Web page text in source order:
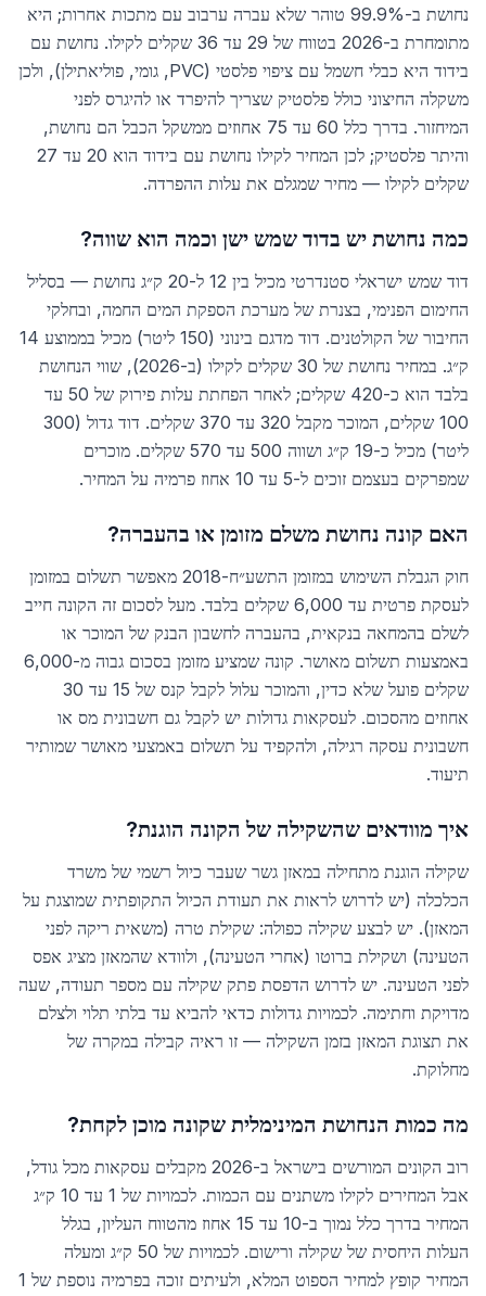
נחושת ב-99.9% טוהר שלא עברה ערבוב עם מתכות אחרות; היא
מתומחרת ב-2026 בטווח של 29 עד 36 שקלים לקילו. נחושת עם
בידוד היא כבלי חשמל עם ציפוי פלסטי (PVC, גומי, פוליאתילן), ולכן
משקלה החיצוני כולל פלסטיק שצריך להיפרד או להיגרס לפני
המיחזור. בדרך כלל 60 עד 75 אחוזים ממשקל הכבל הם נחושת,
והיתר פלסטיק; לכן המחיר לקילו נחושת עם בידוד הוא 20 עד 27
שקלים לקילו — מחיר שמגלם את עלות ההפרדה.
כמה נחושת יש בדוד שמש ישן וכמה הוא שווה?
דוד שמש ישראלי סטנדרטי מכיל בין 12 ל-20 ק״ג נחושת — בסליל
החימום הפנימי, בצנרת של מערכת הספקת המים החמה, ובחלקי
החיבור של הקולטנים. דוד מדגם בינוני (150 ליטר) מכיל בממוצע 14
ק״ג. במחיר נחושת של 30 שקלים לקילו (ב-2026), שווי הנחושת
בלבד הוא כ-420 שקלים; לאחר הפחתת עלות פירוק של 50 עד
100 שקלים, המוכר מקבל 320 עד 370 שקלים. דוד גדול (300
ליטר) מכיל כ-19 ק״ג ושווה 500 עד 570 שקלים. מוכרים
שמפרקים בעצמם זוכים ל-5 עד 10 אחוז פרמיה על המחיר.
האם קונה נחושת משלם מזומן או בהעברה?
חוק הגבלת השימוש במזומן התשע״ח-2018 מאפשר תשלום במזומן
לעסקת פרטית עד 6,000 שקלים בלבד. מעל לסכום זה הקונה חייב
לשלם בהמחאה בנקאית, בהעברה לחשבון הבנק של המוכר או
באמצעות תשלום מאושר. קונה שמציע מזומן בסכום גבוה מ-6,000
שקלים פועל שלא כדין, והמוכר עלול לקבל קנס של 15 עד 30
אחוזים מהסכום. לעסקאות גדולות יש לקבל גם חשבונית מס או
חשבונית עסקה רגילה, ולהקפיד על תשלום באמצעי מאושר שמותיר
תיעוד.
איך מוודאים שהשקילה של הקונה הוגנת?
שקילה הוגנת מתחילה במאזן גשר שעבר כיול רשמי של משרד
הכלכלה (יש לדרוש לראות את תעודת הכיול התקופתית שמוצגת על
המאזן). יש לבצע שקילה כפולה: שקילת טרה (משאית ריקה לפני
הטעינה) ושקילת ברוטו (אחרי הטעינה), ולוודא שהמאזן מציג אפס
לפני הטעינה. יש לדרוש הדפסת פתק שקילה עם מספר תעודה, שעה
מדויקת וחתימה. לכמויות גדולות כדאי להביא עד בלתי תלוי ולצלם
את תצוגת המאזן בזמן השקילה — זו ראיה קבילה במקרה של
מחלוקת.
מה כמות הנחושת המינימלית שקונה מוכן לקחת?
רוב הקונים המורשים בישראל ב-2026 מקבלים עסקאות מכל גודל,
אבל המחירים לקילו משתנים עם הכמות. לכמויות של 1 עד 10 ק״ג
המחיר בדרך כלל נמוך ב-10 עד 15 אחוז מהטווח העליון, בגלל
העלות היחסית של שקילה ורישום. לכמויות של 50 ק״ג ומעלה
המחיר קופץ למחיר הספוט המלא, ולעיתים זוכה בפרמיה נוספת של 1